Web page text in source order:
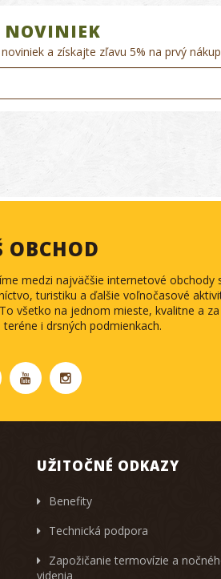
NOVINIEK
a získajte zľavu 5% na prvý
OBCHOD
medzi najväčšie internetové
turistiku a ďalšie voľnočasové
všetko na jednom mieste, kvalitne a
i drsných podmienkach.
UŽITOČNÉ ODKAZY
Benefity
Technická podpora
Zapožičanie termovízie a
videnia